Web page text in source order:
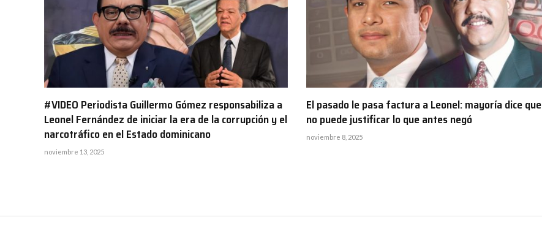
#VIDEO Periodista Guillermo Gómez responsabiliza a
Leonel Fernández de iniciar la era de la corrupción y el
narcotráfico en el Estado dominicano
noviembre 13, 2025
El pasado le pasa factura a Leonel: mayoría dice que
no puede justificar lo que antes negó
noviembre 8, 2025